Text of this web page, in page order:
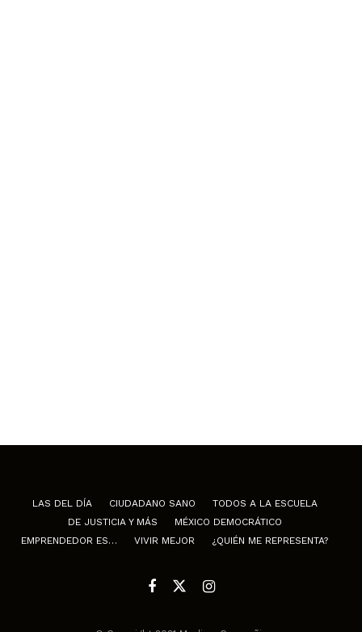
LAS DEL DÍA CIUDADANO SANO
TODOS A LA ESCUELA
DE JUSTICIA Y MÁS
MÉXICO DEMOCRÁTICO
EMPRENDEDOR ES…
VIVIR MEJOR ¿QUIÉN ME REPRESENTA?